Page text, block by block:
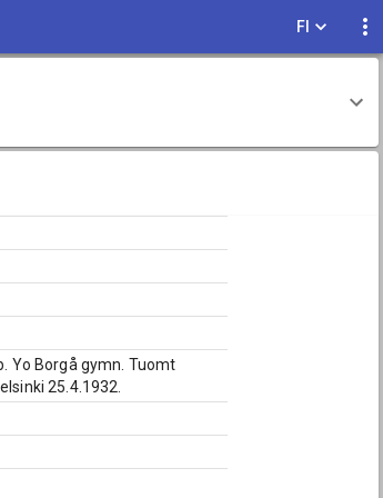
FI
Yo Borgå gymn. Tuomt
25.4.1932.